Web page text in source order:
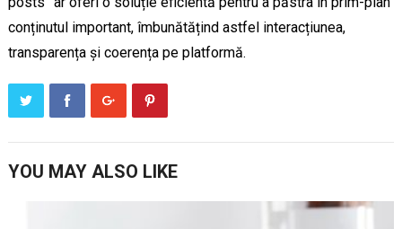
conținutul important, îmbunătățind astfel interacțiunea,
transparența și coerența pe platformă.
YOU MAY ALSO LIKE